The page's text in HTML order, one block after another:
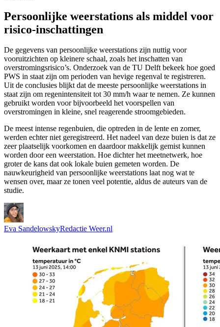
Persoonlijke weerstations als middel voor
risico-inschattingen
De gegevens van persoonlijke weerstations zijn nuttig voor
vooruitzichten op kleinere schaal, zoals het inschatten van
overstromingsrisico’s. Onderzoek van de TU Delft bekeek hoe goed
PWS in staat zijn om perioden van hevige regenval te registreren.
Uit de conclusies blijkt dat de meeste persoonlijke weerstations in
staat zijn om regenintensiteit tot 30 mm/h waar te nemen. Ze kunnen
gebruikt worden voor bijvoorbeeld het voorspellen van
overstromingen in kleine, snel reagerende stroomgebieden.
De meest intense regenbuien, die optreden in de lente en zomer,
werden echter niet geregistreerd. Het nadeel van deze buien is dat ze
zeer plaatselijk voorkomen en daardoor makkelijk gemist kunnen
worden door een weerstation. Hoe dichter het meetnetwerk, hoe
groter de kans dat ook lokale buien gemeten worden. De
nauwkeurigheid van persoonlijke weerstations laat nog wat te
wensen over, maar ze tonen veel potentie, aldus de auteurs van de
studie.
Eva SandelowskyRedactie Weer.nl